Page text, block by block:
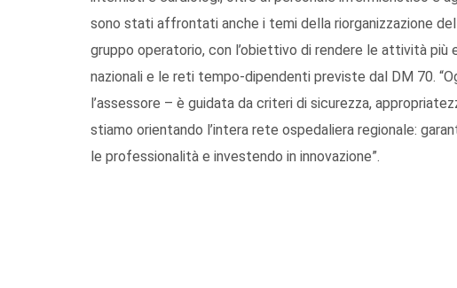
sono stati affrontati anche i temi della riorganizzazione
gruppo operatorio, con l’obiettivo di rendere le attività
nazionali e le reti tempo-dipendenti previste dal DM 70.
l’assessore – è guidata da criteri di sicurezza,
stiamo orientando l’intera rete ospedaliera regionale:
le professionalità e investendo in innovazione”.